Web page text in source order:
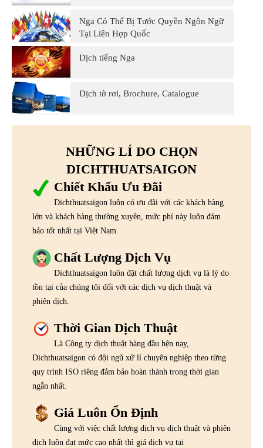
Nga Có Thể Bị Tước Quyền Ngôn Ngữ
Tại Liên Hợp Quốc
Dịch tiếng Nga
Dịch tờ rơi, Brochure, Catalogue
NHỮNG LÍ DO CHỌN
DICHTHUATSAIGON
Chiết Khấu Ưu Đãi
Dichthuatsaigon luôn có ưu đãi với các khách hàng
lớn và khách hàng thường xuyên, mức phí này luôn đảm
bảo tốt nhất tại Việt Nam.
Chất Lượng Dịch Vụ
Dichthuatsaigon luôn đặt chất lượng dịch vụ là lý do
tồn tại của chúng tôi đối với các dịch vụ dịch thuật và
phiên dịch.
Thời Gian Dịch Thuật
Là Công ty dịch thuật hàng đầu hện nay,
Dichthuatsaigon có đội ngũ xử lí chuyên nghiệp theo từng
quy trình ISO riêng đảm bảo hoàn thành trong thời gian
ngắn nhất.
Giá Luôn Ổn Định
Cùng với việc chất lượng dịch vụ dịch thuật và phiên
dịch luôn đạt mức cao nhất thì giá dịch vụ tại